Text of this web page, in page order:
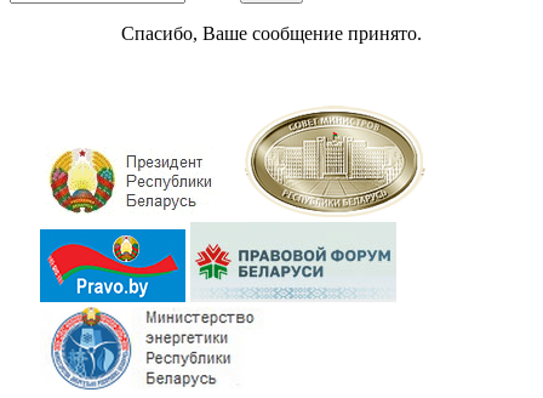
Спасибо, Ваше сообщение принято.